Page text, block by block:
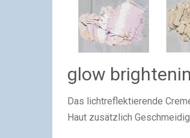
glow
Das lichtreflektierende
Haut zusätzlich